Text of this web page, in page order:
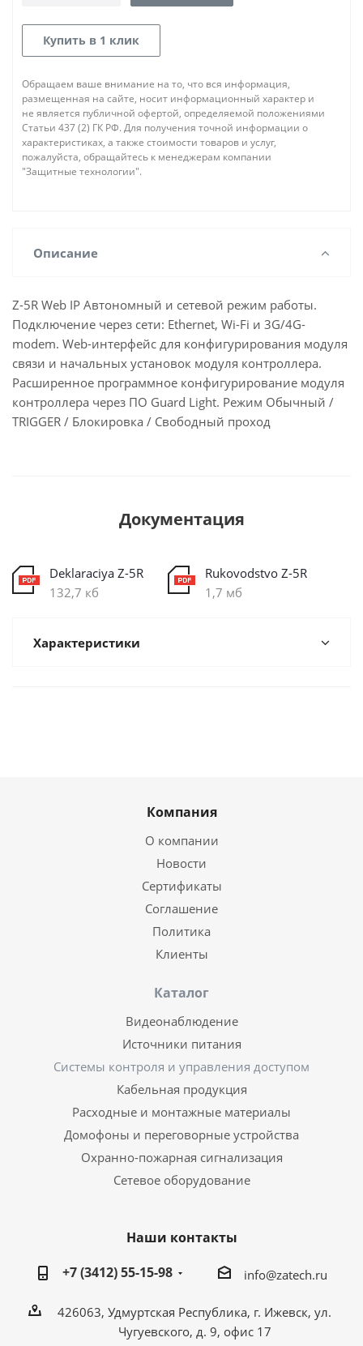
Купить в 1 клик
Обращаем ваше внимание на то, что вся информация,
размещенная на сайте, носит информационный характер и
не является публичной офертой, определяемой положениями
Статьи 437 (2) ГК РФ. Для получения точной информации о
характеристиках, а также стоимости товаров и услуг,
пожалуйста, обращайтесь к менеджерам компании
"Защитные технологии".
Описание
Z-5R Web IP Автономный и сетевой режим работы.
Подключение через сети: Ethernet, Wi-Fi и 3G/4G-
modem. Web-интерфейс для конфигурирования модуля
связи и начальных установок модуля контроллера.
Расширенное программное конфигурирование модуля
контроллера через ПО Guard Light. Режим Обычный /
TRIGGER / Блокировка / Свободный проход
Документация
Deklaraciya Z-5R
132,7 кб
Rukovodstvo Z-5R
1,7 мб
Характеристики
Компания
О компании
Новости
Сертификаты
Соглашение
Политика
Клиенты
Каталог
Видеонаблюдение
Источники питания
Системы контроля и управления доступом
Кабельная продукция
Расходные и монтажные материалы
Домофоны и переговорные устройства
Охранно-пожарная сигнализация
Сетевое оборудование
Наши контакты
+7 (3412) 55-15-98
info@zatech.ru
426063, Удмуртская Республика, г. Ижевск, ул.
Чугуевского, д. 9, офис 17